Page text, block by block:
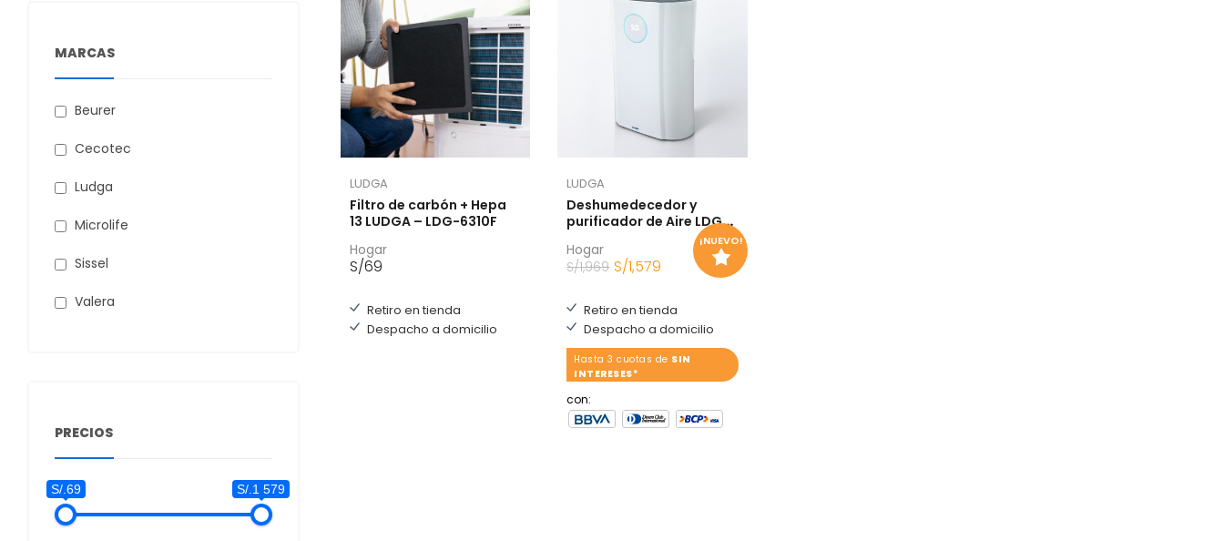
LUDGA
Filtro de carbón + Hepa
13 LUDGA – LDG-6310F
Hogar
S/69
Retiro en tienda
Despacho a domicilio
¡NUEVO!
LUDGA
Deshumedecedor y
purificador de Aire LDG-
Hogar
S/1,969 S/1,579
Retiro en tienda
Despacho a domicilio
Hasta 3 cuotas de SIN
INTERESES*
con:
MARCAS
Beurer
Cecotec
Ludga
Microlife
Sissel
Valera
PRECIOS
S/.69 S/.1 579